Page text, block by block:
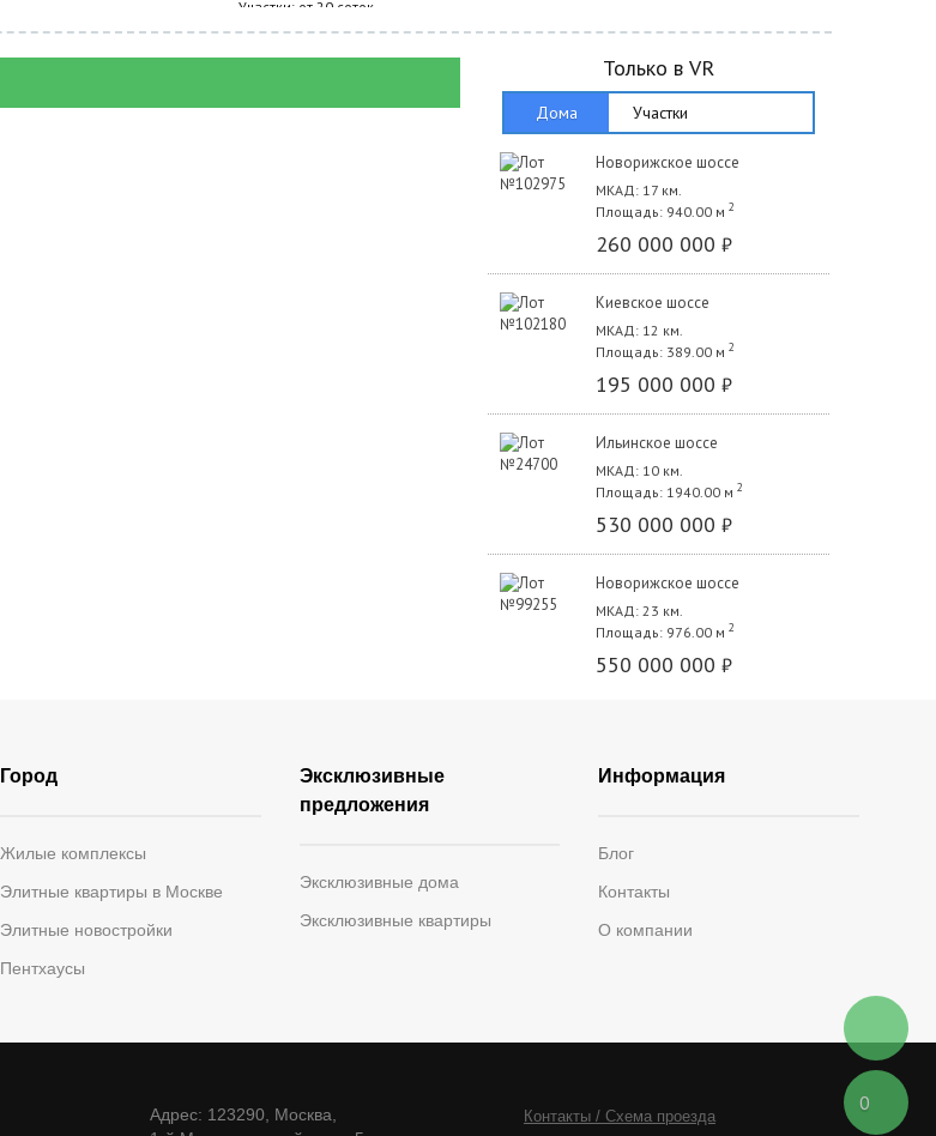
Участки: от 20 соток
Только в VR
Дома Участки
Новорижское шоссе
МКАД: 17 км.
Площадь: 940.00 м 2
260 000 000 ₽
Киевское шоссе
МКАД: 12 км.
Площадь: 389.00 м 2
195 000 000 ₽
Ильинское шоссе
МКАД: 10 км.
Площадь: 1940.00 м 2
530 000 000 ₽
Новорижское шоссе
МКАД: 23 км.
Площадь: 976.00 м 2
550 000 000 ₽
Город
Жилые комплексы
Элитные квартиры в Москве
Элитные новостройки
Пентхаусы
Эксклюзивные
предложения
Эксклюзивные дома
Эксклюзивные квартиры
Информация
Блог
Контакты
О компании
Адрес: 123290, Москва,
Контакты / Схема проезда
0